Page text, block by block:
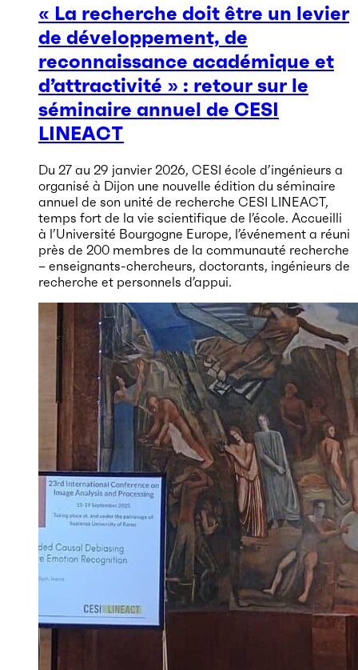
« La recherche doit être un levier
de développement, de
reconnaissance académique et
d’attractivité » : retour sur le
séminaire annuel de CESI
LINEACT
Du 27 au 29 janvier 2026, CESI école d’ingénieurs a
organisé à Dijon une nouvelle édition du séminaire
annuel de son unité de recherche CESI LINEACT,
temps fort de la vie scientifique de l’école. Accueilli
à l’Université Bourgogne Europe, l’événement a réuni
près de 200 membres de la communauté recherche
– enseignants-chercheurs, doctorants, ingénieurs de
recherche et personnels d’appui.